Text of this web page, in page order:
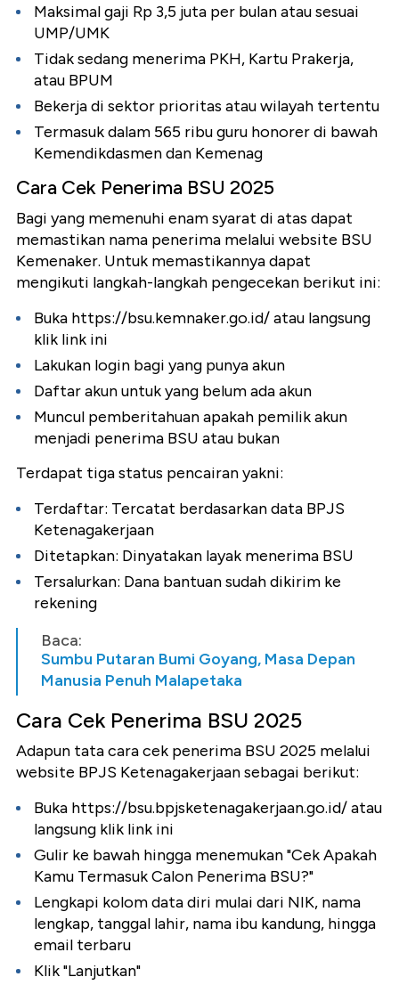
Maksimal gaji Rp 3,5 juta per bulan atau sesuai
UMP/UMK
Tidak sedang menerima PKH, Kartu Prakerja,
atau BPUM
Bekerja di sektor prioritas atau wilayah tertentu
Termasuk dalam 565 ribu guru honorer di bawah
Kemendikdasmen dan Kemenag
Cara Cek Penerima BSU 2025
Bagi yang memenuhi enam syarat di atas dapat
memastikan nama penerima melalui website BSU
Kemenaker. Untuk memastikannya dapat
mengikuti langkah-langkah pengecekan berikut ini:
Buka https://bsu.kemnaker.go.id/ atau langsung
klik link ini
Lakukan login bagi yang punya akun
Daftar akun untuk yang belum ada akun
Muncul pemberitahuan apakah pemilik akun
menjadi penerima BSU atau bukan
Terdapat tiga status pencairan yakni:
Terdaftar: Tercatat berdasarkan data BPJS
Ketenagakerjaan
Ditetapkan: Dinyatakan layak menerima BSU
Tersalurkan: Dana bantuan sudah dikirim ke
rekening
Baca:
Sumbu Putaran Bumi Goyang, Masa Depan
Manusia Penuh Malapetaka
Cara Cek Penerima BSU 2025
Adapun tata cara cek penerima BSU 2025 melalui
website BPJS Ketenagakerjaan sebagai berikut:
Buka https://bsu.bpjsketenagakerjaan.go.id/ atau
langsung klik link ini
Gulir ke bawah hingga menemukan "Cek Apakah
Kamu Termasuk Calon Penerima BSU?"
Lengkapi kolom data diri mulai dari NIK, nama
lengkap, tanggal lahir, nama ibu kandung, hingga
email terbaru
Klik "Lanjutkan"